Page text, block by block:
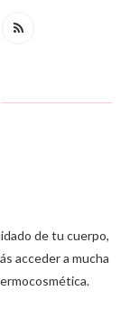
de tu cuerpo,
acceder a mucha